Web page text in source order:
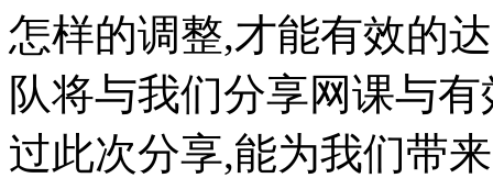
怎样的调整,才能有效的
队将与我们分享网课与
过此次分享,能为我们带